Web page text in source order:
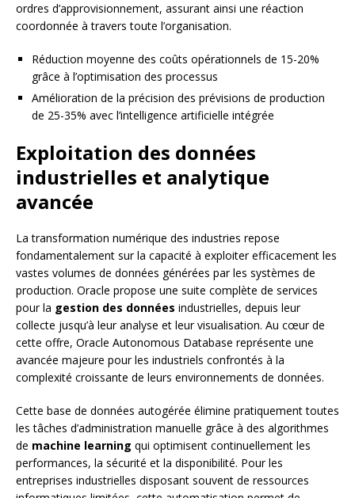
ordres d’approvisionnement, assurant ainsi une réaction
coordonnée à travers toute l’organisation.
Réduction moyenne des coûts opérationnels de 15-20%
grâce à l’optimisation des processus
Amélioration de la précision des prévisions de production
de 25-35% avec l’intelligence artificielle intégrée
Exploitation des données
industrielles et analytique
avancée
La transformation numérique des industries repose
fondamentalement sur la capacité à exploiter efficacement les
vastes volumes de données générées par les systèmes de
production. Oracle propose une suite complète de services
pour la gestion des données industrielles, depuis leur
collecte jusqu’à leur analyse et leur visualisation. Au cœur de
cette offre, Oracle Autonomous Database représente une
avancée majeure pour les industriels confrontés à la
complexité croissante de leurs environnements de données.
Cette base de données autogérée élimine pratiquement toutes
les tâches d’administration manuelle grâce à des algorithmes
de machine learning qui optimisent continuellement les
performances, la sécurité et la disponibilité. Pour les
entreprises industrielles disposant souvent de ressources